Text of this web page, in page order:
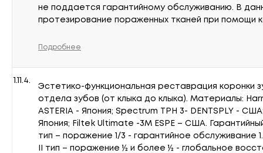
не поддается гарантийному обслуживанию. В
протезирование пораженных тканей при помощи
Подробнее
1.11.4.
Эстетико-функциональная реставрация коронки
отдела зубов (от клыка до клыка). Материалы:
ASTERIA - Япония; Spectrum TPH 3- DENTSPLY -
Япония; Filtek Ultimate -3M ESPE – США.
тип – поражение 1/3 - гарантийное обслуживание
II тип – поражение ½ и более ½ - глобальное